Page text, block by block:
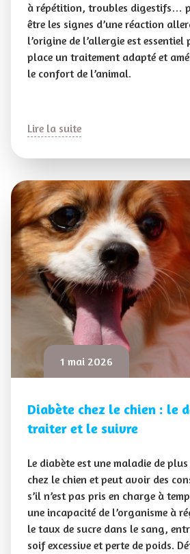
à répétition, troubles digestifs…
être les signes d’une réaction
l’origine de l’allergie est essentiel
place un traitement adapté et
le confort de l’animal.
Lire la suite
1 mai 2026
Diabète chez le chien : le
traiter et le suivre
Le diabète est une maladie de
chez le chien et peut avoir des
s’il n’est pas pris en charge à
une incapacité de l’organisme à
le taux de sucre dans le sang,
soif excessive et perte de poids.